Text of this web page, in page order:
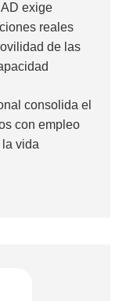
exige
reales
de las
consolida el
con empleo
la vida